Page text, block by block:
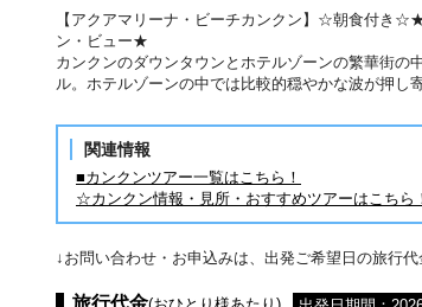
【アクアマリーナ・ビーチカンクン】☆朝食付き
ン・ビュー★
カンクンのダウンタウンとホテルゾーンの繁華街の
ル。ホテルゾーンの中では比較的穏やかな波が押し
関連情報
■カンクンツアー一覧はこちら！
☆カンクン情報・見所・おすすめツアーはこちら
↓お問い合わせ・お申込みは、出発ご希望日の旅行代
旅行代金